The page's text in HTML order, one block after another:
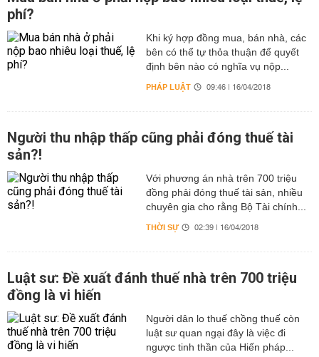
phí?
Khi ký hợp đồng mua, bán nhà, các
bên có thể tự thỏa thuận để quyết
định bên nào có nghĩa vụ nộp...
PHÁP LUẬT 09:46 | 16/04/2018
Người thu nhập thấp cũng phải đóng thuế tài
sản?!
Với phương án nhà trên 700 triệu
đồng phải đóng thuế tài sản, nhiều
chuyên gia cho rằng Bộ Tài chính...
THỜI SỰ 02:39 | 16/04/2018
Luật sư: Đề xuất đánh thuế nhà trên 700 triệu
đồng là vi hiến
Người dân lo thuế chồng thuế còn
luật sư quan ngại đây là việc đi
ngược tinh thần của Hiến pháp...